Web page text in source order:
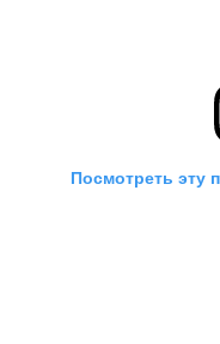
Посмотреть эту